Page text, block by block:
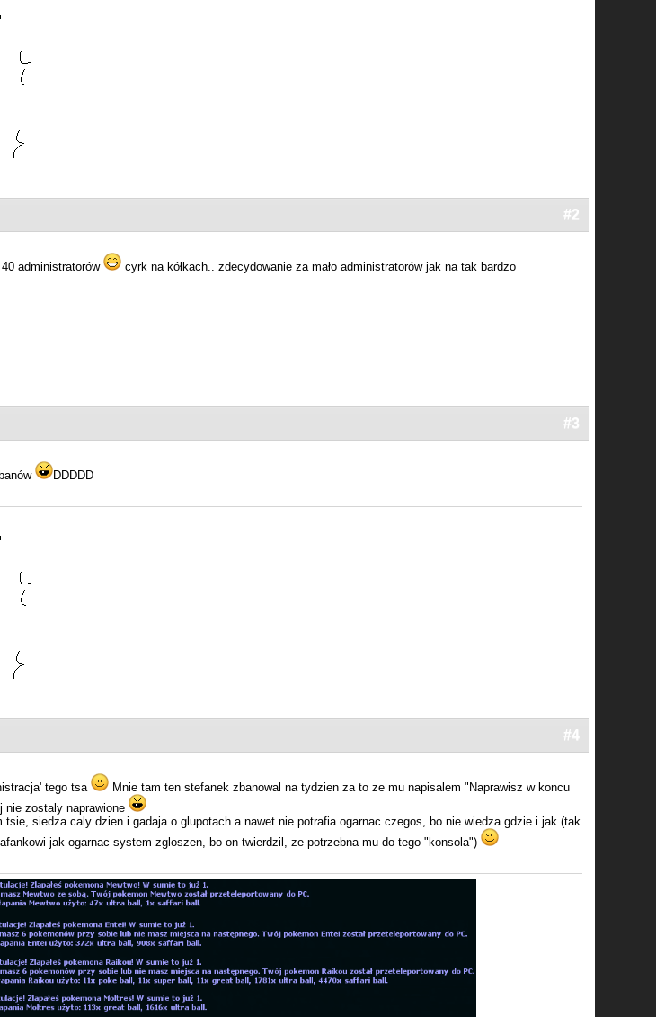
#2
administratorów
cyrk na kółkach.. zdecydowanie za mało administratorów jak na tak bardzo
#3
DDDDD
#4
tego tsa
Mnie tam ten stefanek zbanowal na tydzien za to ze mu napisalem "Naprawisz w koncu
nie zostaly naprawione
tsie, siedza caly dzien i gadaja o glupotach a nawet nie potrafia ogarnac czegos, bo nie wiedza gdzie i jak (tak
jak ogarnac system zgloszen, bo on twierdzil, ze potrzebna mu do tego "konsola")